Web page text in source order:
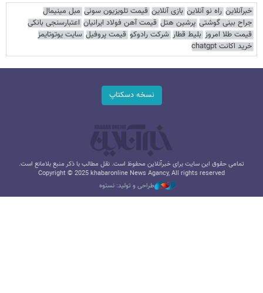
خبرآنلاین راه نو آنلاین بازی آنلاین قیمت تلویزیون سونی مبل مینیمال
جراح بینی گوشتی پرشین هتل قیمت آهن فولاد ایرانیان اعتبارسنجی بانکی
قیمت طلا امروز بلیط قطار شرکت رادوکو قیمت پروفیل سایت یوتوتایمز
خرید اکانت chatgpt
نسخه دسکتاپ
تمامی حقوق این سایت برای خبرآنلاین محفوظ است. نقل مطالب با ذکر منبع بلامانع است.
Copyright © 2025 khabaronline News Agancy, All rights reserved
طراحی و تولید: نستوه